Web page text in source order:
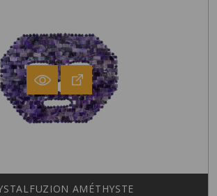
AMÉTHYSTE